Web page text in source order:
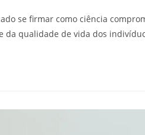
se firmar como ciência
da qualidade de vida dos